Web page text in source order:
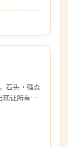
98:47
石头·强森
现让所有计